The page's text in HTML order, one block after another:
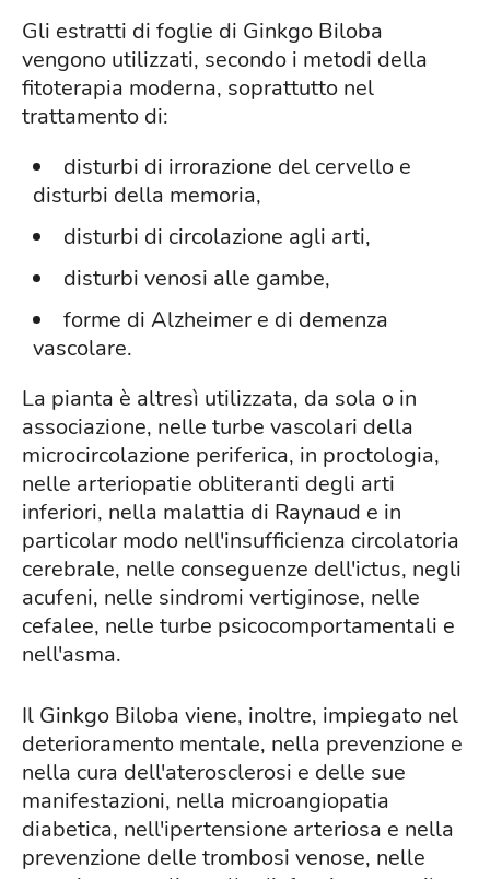
Gli estratti di foglie di Ginkgo Biloba
vengono utilizzati, secondo i metodi della
fitoterapia moderna, soprattutto nel
trattamento di:
disturbi di irrorazione del cervello e
disturbi della memoria,
disturbi di circolazione agli arti,
disturbi venosi alle gambe,
forme di Alzheimer e di demenza
vascolare.
La pianta è altresì utilizzata, da sola o in
associazione, nelle turbe vascolari della
microcircolazione periferica, in proctologia,
nelle arteriopatie obliteranti degli arti
inferiori, nella malattia di Raynaud e in
particolar modo nell'insufficienza circolatoria
cerebrale, nelle conseguenze dell'ictus, negli
acufeni, nelle sindromi vertiginose, nelle
cefalee, nelle turbe psicocomportamentali e
nell'asma.
Il Ginkgo Biloba viene, inoltre, impiegato nel
deterioramento mentale, nella prevenzione e
nella cura dell'aterosclerosi e delle sue
manifestazioni, nella microangiopatia
diabetica, nell'ipertensione arteriosa e nella
prevenzione delle trombosi venose, nelle